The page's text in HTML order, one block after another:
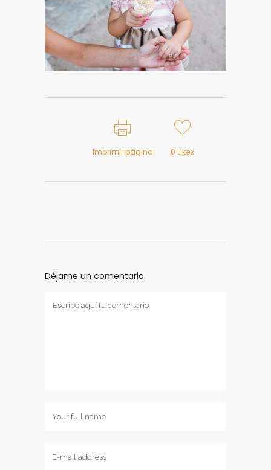
Imprimir página 0 Likes
Déjame un comentario